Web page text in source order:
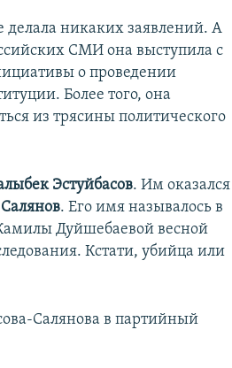
делала никаких заявлений. А
СМИ она выступила с
о проведении
Более того, она
из трясины политического
Эстуйбасов. Им оказался
. Его имя называлось в
Дуйшебаевой весной
Кстати, убийца или
Салянова в партийный